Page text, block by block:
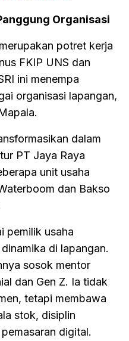
Organisasi
potret kerja
FKIP UNS dan
ini menempa
organisasi lapangan,
dalam
PT Jaya Raya
unit usaha
dan Bakso
pemilik usaha
di lapangan.
sosok mentor
dan Gen Z. Ia tidak
tetapi membawa
stok, disiplin
digital.